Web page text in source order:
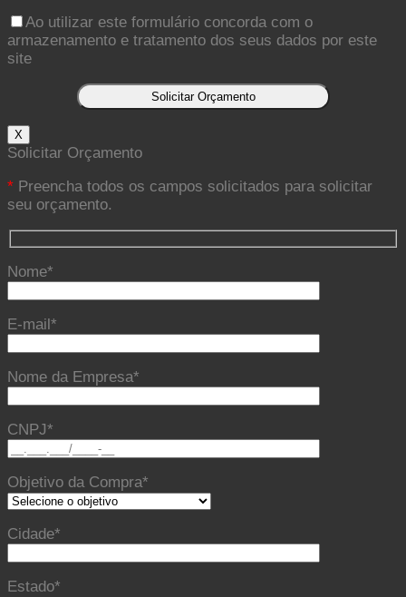
Ao utilizar este formulário concorda com o
armazenamento e tratamento dos seus dados por este
site
X
Solicitar Orçamento
* Preencha todos os campos solicitados para solicitar
seu orçamento.
Nome*
E-mail*
Nome da Empresa*
CNPJ*
Objetivo da Compra*
Cidade*
Estado*